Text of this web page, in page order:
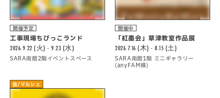
開催予定
工事現場ちびっこランド
2026.9.22 (火) - 9.23 (水)
SARA南館2階イベントスペース
開催中
「紅墨会」草津教室作品展
2026.7.16 (木) - 8.15 (土)
SARA南館1階 ミニギャラリー
(anyFAM横)
食/マルシェ